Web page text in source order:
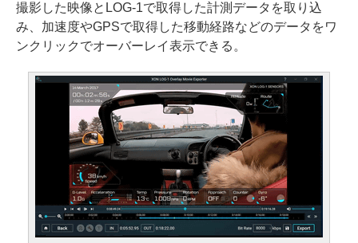
撮影した映像とLOG-1で取得した計測データを取り込
み、加速度やGPSで取得した移動経路などのデータをワ
ンクリックでオーバーレイ表示できる。